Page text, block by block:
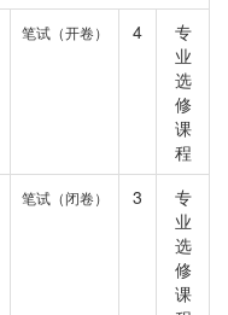
笔试（开卷） 4
专
业
选
修
课
程
笔试（闭卷） 3
专
业
选
修
课